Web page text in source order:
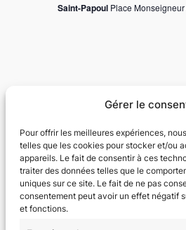
Gérer le
Pour offrir les meilleures expériences,
telles que les cookies pour stocker et/ou
appareils. Le fait de consentir à ces
traiter des données telles que le
uniques sur ce site. Le fait de ne pas
consentement peut avoir un effet négatif
et fonctions.
Saint-Papoul Place
Union Musicale des Sans-